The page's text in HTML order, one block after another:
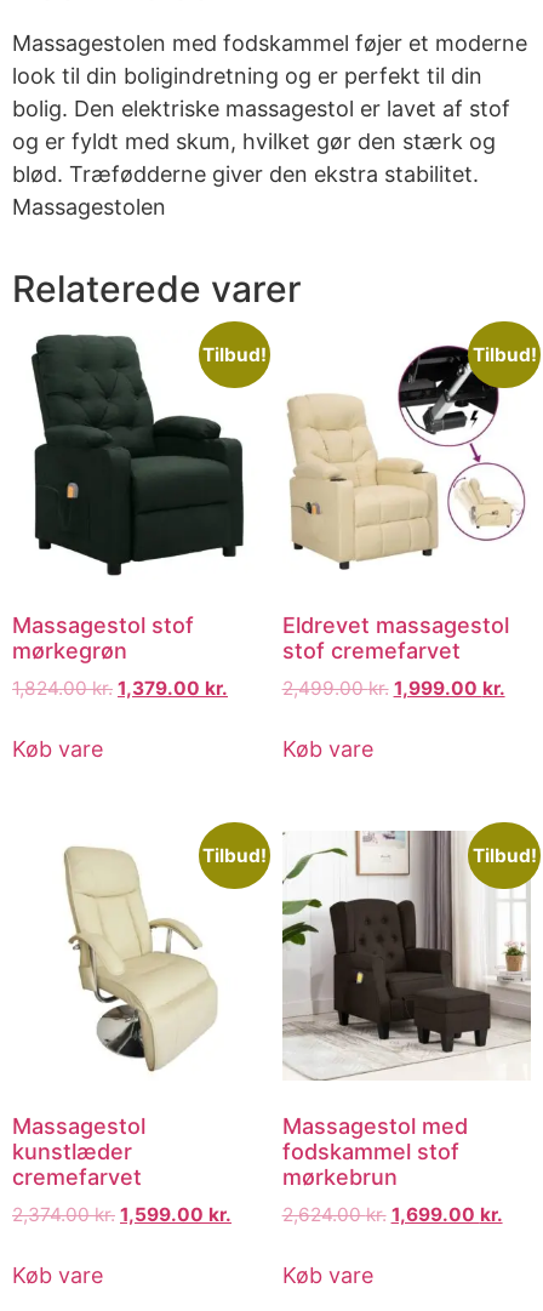
Massagestolen med fodskammel føjer et moderne
look til din boligindretning og er perfekt til din
bolig. Den elektriske massagestol er lavet af stof
og er fyldt med skum, hvilket gør den stærk og
blød. Træfødderne giver den ekstra stabilitet.
Massagestolen
Relaterede varer
Tilbud!
Massagestol stof
mørkegrøn
1,824.00kr. 1,379.00 kr.
Køb vare
Tilbud!
Eldrevet massagestol
stof cremefarvet
2,499.00kr. 1,999.00 kr.
Køb vare
Tilbud!
Massagestol
kunstlæder
cremefarvet
2,374.00kr. 1,599.00 kr.
Køb vare
Tilbud!
Massagestol med
fodskammel stof
mørkebrun
2,624.00kr. 1,699.00 kr.
Køb vare